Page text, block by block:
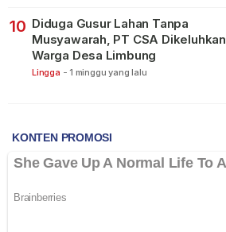
10 Diduga Gusur Lahan Tanpa
Musyawarah, PT CSA Dikeluhkan
Warga Desa Limbung
Lingga - 1 minggu yang lalu